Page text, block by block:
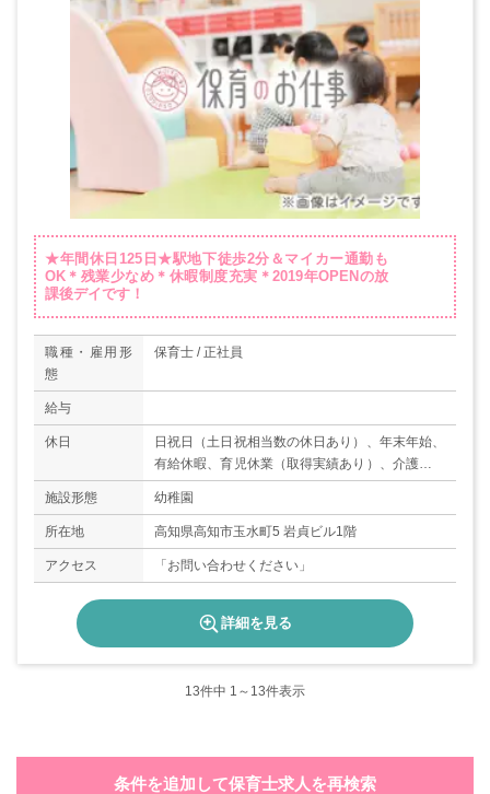
★年間休日125日★駅地下徒歩2分＆マイカー通勤も
OK＊残業少なめ＊休暇制度充実＊2019年OPENの放
課後デイです！
職種・雇用形
態
保育士 / 正社員
給与
休日
日祝日（土日祝相当数の休日あり）、年末年始、
有給休暇、育児休業（取得実績あり）、介護休業
（取得実績あり）、看護休暇（取得実績あり）、
年間休日125日
施設形態 幼稚園
所在地 高知県高知市玉水町5 岩貞ビル1階
アクセス 「お問い合わせください」
詳細を見る
13件中 1～13件表示
条件を追加して保育士求人を再検索